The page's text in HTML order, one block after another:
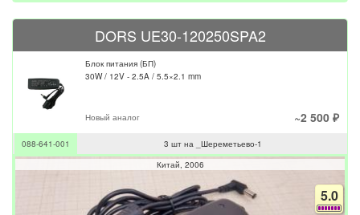
DORS UE30-120250SPA2
Блок питания (БП)
30W / 12V - 2.5A / 5.5×2.1 mm
Новый аналог ~2 500 ₽
088-641-001
3 шт на _Шереметьево-1
Китай 2006
5.0